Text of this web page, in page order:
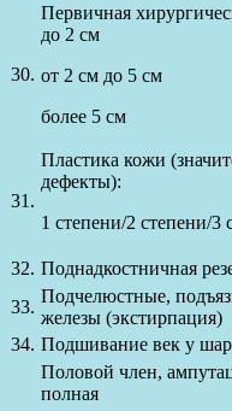
30.
Первичная
до 2 см
от 2 см до 5 см
более 5 см
31.
Пластика кожи
дефекты):
1 степени/2 степени/3
32. Поднадкостничная
33.
Подчелюстные,
железы (экстирпация)
34. Подшивание век у
Половой член,
полная